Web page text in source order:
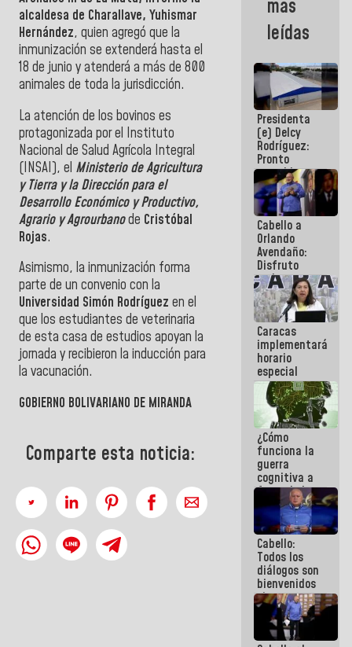
alcaldesa de Charallave, Yuhismar
Hernández, quien agregó que la
inmunización se extenderá hasta el
18 de junio y atenderá a más de 800
animales de toda la jurisdicción.
La atención de los bovinos es
protagonizada por el Instituto
Nacional de Salud Agrícola Integral
(INSAI), el Ministerio de Agricultura
y Tierra y la Dirección para el
Desarrollo Económico y Productivo,
Agrario y Agrourbanode Cristóbal
Rojas.
Asimismo, la inmunización forma
parte de un convenio con la
Universidad Simón Rodríguez en el
que los estudiantes de veterinaria
de esta casa de estudios apoyan la
jornada y recibieron la inducción para
la vacunación.
GOBIERNO BOLIVARIANO DE MIRANDA
Comparte esta noticia:
Son voceros
de altísimo
nivel moral
más
leídas
Presidenta
(e) Delcy
Rodríguez:
Pronto
restableceremos
las
operaciones
en el
Aeropuerto
Internacional
de
Maiquetía
Cabello a
Orlando
Avendaño:
Disfruto
cada vez
que escribes
porque lo
que haces
es
embarrarla
Caracas
implementará
horario
especial
para
adaptarse
al plan de
ahorro
energético
¿Cómo
funciona la
guerra
cognitiva a
favor de la
narrativa
hegemónica?
(1)
Cabello:
Todos los
diálogos son
bienvenidos
siempre que
estén en el
marco de la
Constitución